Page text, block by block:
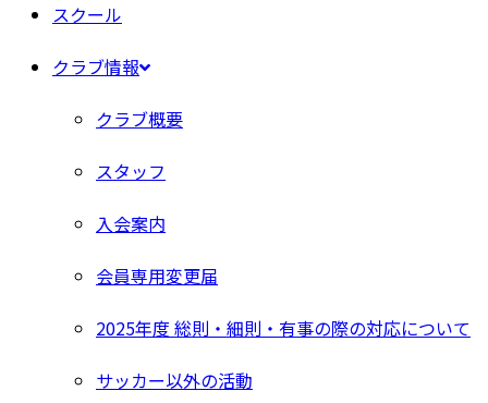
スクール
クラブ情報
クラブ概要
スタッフ
入会案内
会員専用変更届
2025年度 総則・細則・有事の際の対応について
サッカー以外の活動